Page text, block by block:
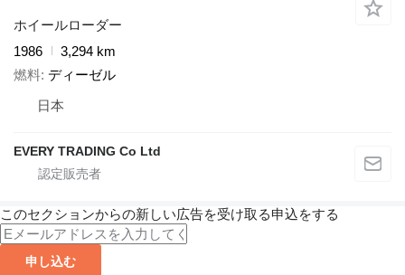
ホイールローダー
1986
3,294 km
燃料 ディーゼル
日本
EVERY TRADING Co Ltd
このセクションからの新しい広告を受け取る申込をする
申し込む